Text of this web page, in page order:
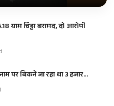
ग्राम चिट्टा बरामद, दो आरोपी
नाम पर बिकने जा रहा था 3 हजार…